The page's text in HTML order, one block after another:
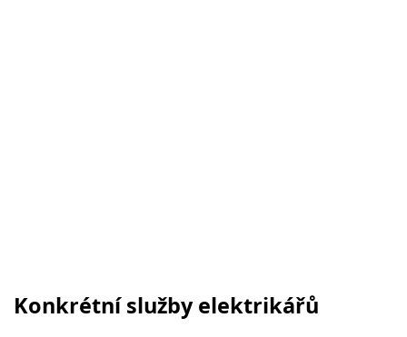
Konkrétní služby elektrikářů